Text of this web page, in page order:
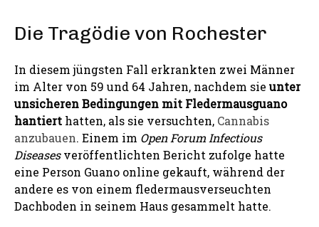
Die Tragödie von Rochester
In diesem jüngsten Fall erkrankten zwei Männer
im Alter von 59 und 64 Jahren, nachdem sie unter
unsicheren Bedingungen mit Fledermausguano
hantiert hatten, als sie versuchten, Cannabis
anzubauen. Einem im Open Forum Infectious
Diseasesveröffentlichten Bericht zufolge hatte
eine Person Guano online gekauft, während der
andere es von einem fledermausverseuchten
Dachboden in seinem Haus gesammelt hatte.